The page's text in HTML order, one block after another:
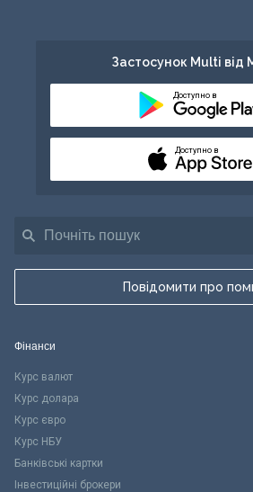
Повідомити про
Застосунок Multi від
Доступно в
Доступно в
Фінанси
Курс валют
Курс долара
Курс євро
Курс НБУ
Банківські картки
Інвестиційні брокери